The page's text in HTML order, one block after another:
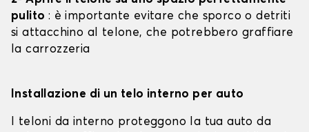
pulito : è importante evitare che sporco o detriti
si attacchino al telone, che potrebbero graffiare
la carrozzeria
Installazione di un telo interno per auto
I teloni da interno proteggono la tua auto da